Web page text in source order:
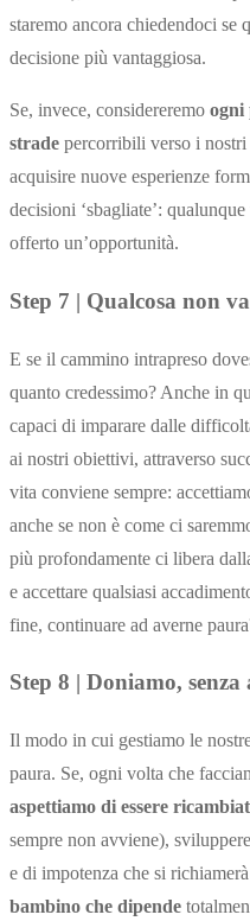
staremo ancora chiedendoci se
decisione più vantaggiosa.
Se, invece, considereremo ogni
strade percorribili verso i
acquisire nuove esperienze
decisioni ‘sbagliate’:
offerto un’opportunità.
Step 7 | Qualcosa non
E se il cammino intrapreso
quanto credessimo? Anche in
capaci di imparare dalle
ai nostri obiettivi, attraverso
vita conviene sempre:
anche se non è come ci
più profondamente ci libera
e accettare qualsiasi
fine, continuare ad averne
Step 8 | Doniamo,
Il modo in cui gestiamo le
paura. Se, ogni volta che
aspettiamo di essere
sempre non avviene),
e di impotenza che si
bambino che dipende